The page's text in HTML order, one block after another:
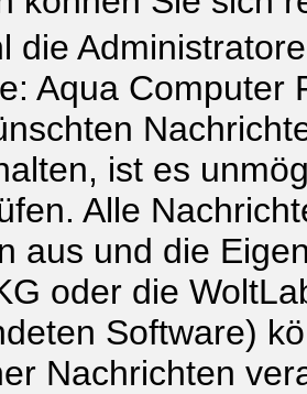
die
Aqua Computer
ist es
Alle
aus und die
oder die
Software)
Nachrichten